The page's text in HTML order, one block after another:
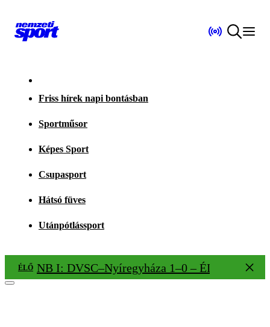
Friss hírek napi bontásban
Sportműsor
Képes Sport
Csupasport
Hátsó füves
Utánpótlássport
ÉLŐ NB I: DVSC–Nyíregyháza 1–0 – ÉLŐ!